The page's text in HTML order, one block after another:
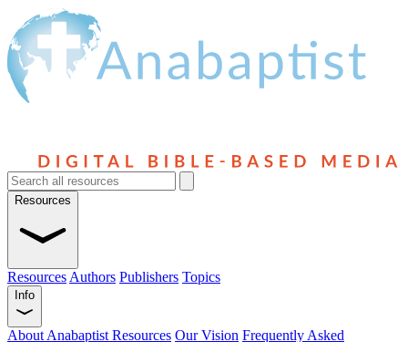
Resources
Resources Authors Publishers Topics
Info
About Anabaptist Resources Our Vision Frequently Asked